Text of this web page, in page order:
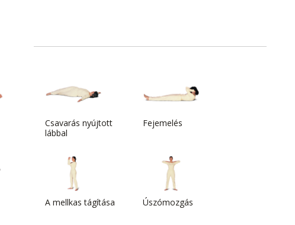
Csavarás nyújtott
lábbal
Fejemelés
A mellkas tágítása Úszómozgás